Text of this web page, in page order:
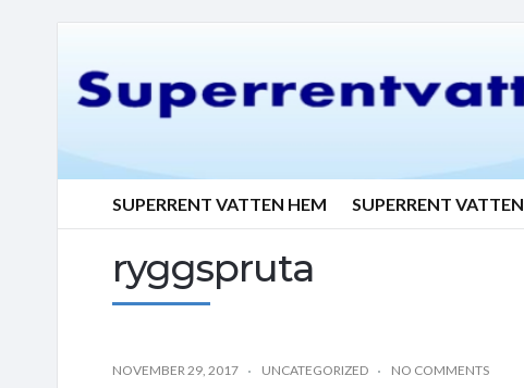
SUPERRENT VATTEN HEM SUPERRENT VATTEN
ryggspruta
NOVEMBER 29, 2017 UNCATEGORIZED NO COMMENTS